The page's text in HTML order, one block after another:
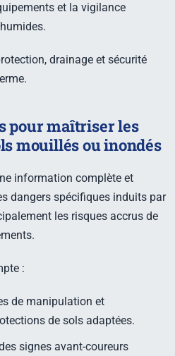
et la vigilance
drainage et sécurité
pour maîtriser les
mouillés ou inondés
information complète et
dangers spécifiques induits par
les risques accrus de
:
de manipulation et
de sols adaptées.
signes avant-coureurs